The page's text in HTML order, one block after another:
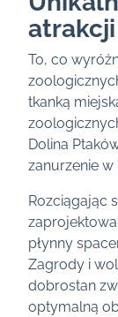
To, co
tkanką
Dolina
zanurzenie
Rozciągając
płynny
Zagrody i
dobrostan
optymalną